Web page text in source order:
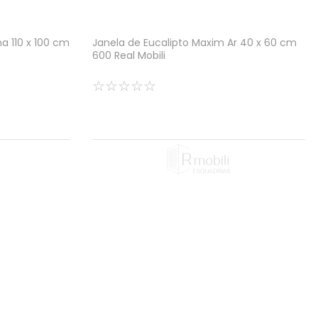
110 x 100 cm
Janela de Eucalipto Maxim Ar 40 x 60 cm
600 Real Mobili
☆☆☆☆☆